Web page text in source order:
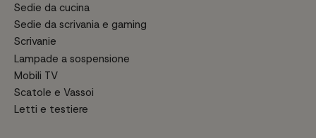
Sedie da cucina
Sedie da scrivania e gaming
Scrivanie
Lampade a sospensione
Mobili TV
Scatole e Vassoi
Letti e testiere